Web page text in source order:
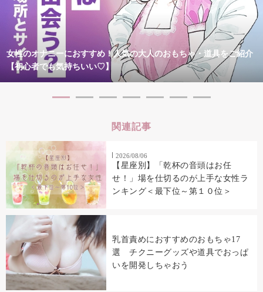
女性のオナニーにおすすめ！人気の大人のおもちゃ・道具をご紹介
【初心者でも気持ちいい♡】
関連記事
2026/08/06
【星座別】「乾杯の音頭はお任
せ！」場を仕切るのが上手な女性ラ
ンキング＜最下位～第１０位＞
乳首責めにおすすめのおもちゃ17
選 チクニーグッズや道具でおっぱ
いを開発しちゃおう